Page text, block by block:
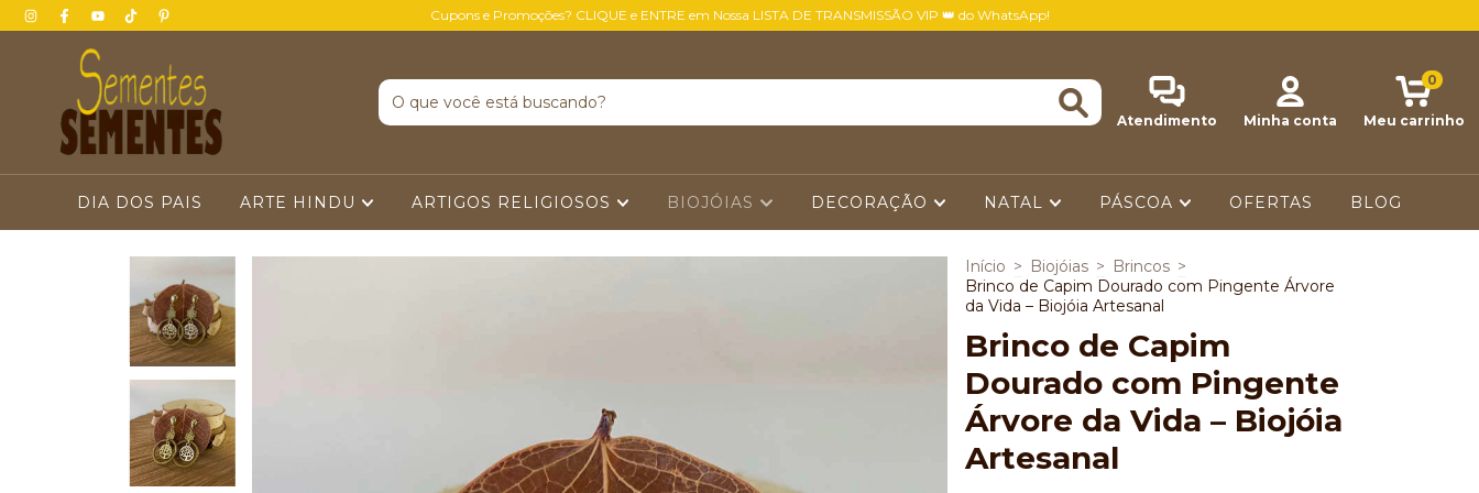
Cupons e Promoções? CLIQUE e ENTRE em Nossa LISTA DE TRANSMISSÃO VIP 👑 do WhatsApp!
Atendimento Minha conta Meu carrinho
0
DIA DOS PAIS ARTE HINDU ARTIGOS RELIGIOSOS BIOJÓIAS DECORAÇÃO NATAL PÁSCOA OFERTAS BLOG
Início > Biojóias > Brincos >
Brinco de Capim Dourado com Pingente Árvore
da Vida – Biojóia Artesanal
Brinco de Capim
Dourado com Pingente
Árvore da Vida – Biojóia
Artesanal